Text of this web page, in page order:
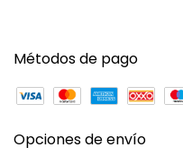
Métodos de pago
Opciones de envío